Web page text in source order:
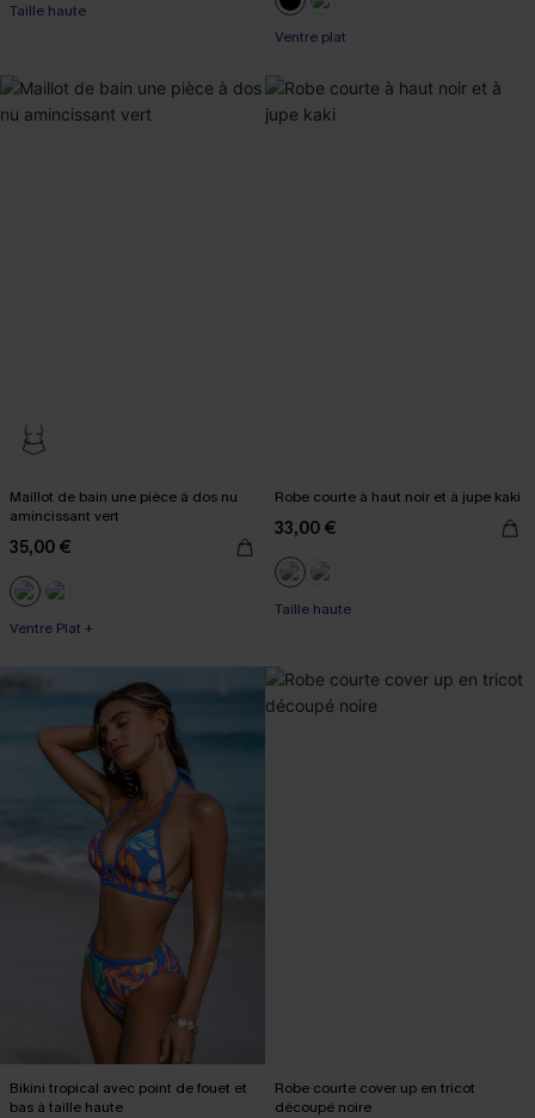
Taille haute
Ventre plat
Maillot de bain une pièce à dos nu
amincissant vert
35,00 €
Ventre Plat +
Robe courte à haut noir et à jupe kaki
33,00 €
Taille haute
Bikini tropical avec point de fouet et
bas à taille haute
Robe courte cover up en tricot
découpé noire